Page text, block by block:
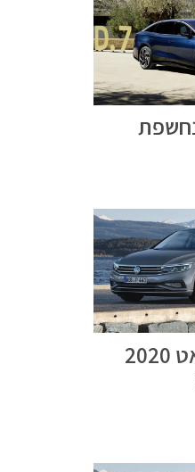
פולקסווגן פאסאט 2020